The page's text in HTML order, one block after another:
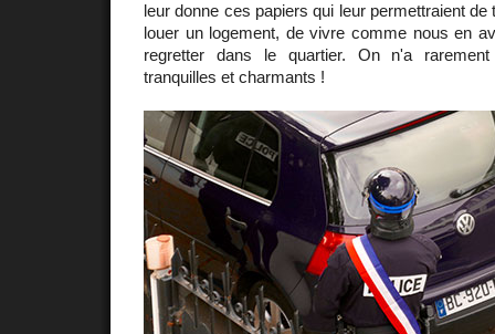
leur donne ces papiers qui leur permettraient de
louer un logement, de vivre comme nous en
regretter dans le quartier. On n'a
tranquilles et charmants !